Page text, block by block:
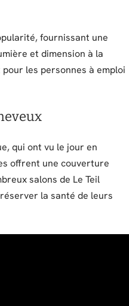
fournissant une
et dimension à la
les personnes à emploi
qui ont vu le jour en
offrent une couverture
salons de Le Teil
la santé de leurs